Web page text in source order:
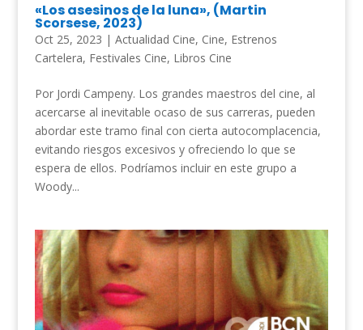
«Los asesinos de la luna», (Martin
Scorsese, 2023)
Oct 25, 2023 | Actualidad Cine, Cine, Estrenos
Cartelera, Festivales Cine, Libros Cine
Por Jordi Campeny. Los grandes maestros del cine, al
acercarse al inevitable ocaso de sus carreras, pueden
abordar este tramo final con cierta autocomplacencia,
evitando riesgos excesivos y ofreciendo lo que se
espera de ellos. Podríamos incluir en este grupo a
Woody...